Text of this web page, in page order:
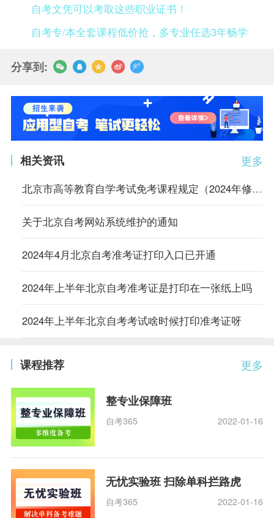
自考文凭可以考取这些职业证书！
自考专/本全套课程低价抢，多专业任选3年畅学
分享到:
更多
相关资讯
北京市高等教育自学考试免考课程规定（2024年修订）
关于北京自考网站系统维护的通知
2024年4月北京自考准考证打印入口已开通
2024年上半年北京自考准考证是打印在一张纸上吗
2024年上半年北京自考考试啥时候打印准考证呀
更多
课程推荐
整专业保障班
自考365 2022-01-16
无忧实验班 扫除单科拦路虎
自考365 2022-01-16